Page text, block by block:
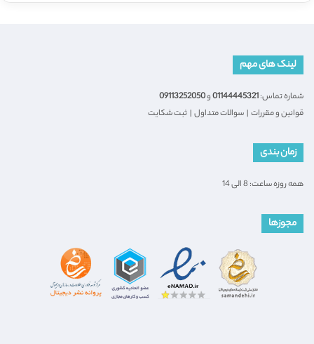
لینک های مهم
شماره تماس:01144445321و09113252050
قوانین و مقررات | سوالات متداول | ثبت شکایت
زمان بندی
همه روزه ساعت: 8 الی 14
مجوزها